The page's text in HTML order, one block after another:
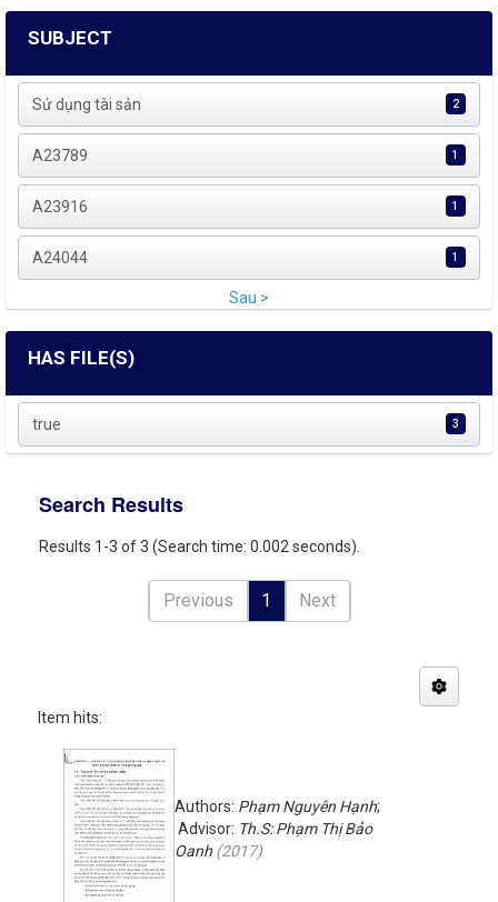
SUBJECT
Sử dụng tài sản 2
A23789 1
A23916 1
A24044 1
Sau >
HAS FILE(S)
true 3
Search Results
Results 1-3 of 3 (Search time: 0.002 seconds).
Previous 1 Next
Item hits:
Authors: Phạm Nguyên Hạnh;
Advisor: Th.S: Phạm Thị Bảo
Oanh (2017)